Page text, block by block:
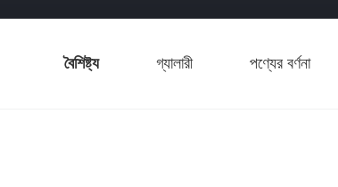
বৈশিষ্ট্য গ্যালারী পণ্যের বর্ণনা